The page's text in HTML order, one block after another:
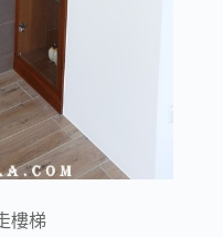
樓梯